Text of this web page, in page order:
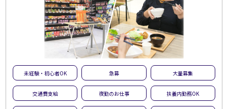
未経験・初心者OK 急募 大量募集
交通費支給 夜勤のお仕事 扶養内勤務OK